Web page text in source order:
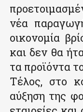
νέα
οικονομία
και δεν θα
τα προϊόντα
Τέλος, στο
αύξηση της